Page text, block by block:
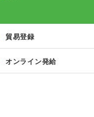
貿易登録
オンライン発給